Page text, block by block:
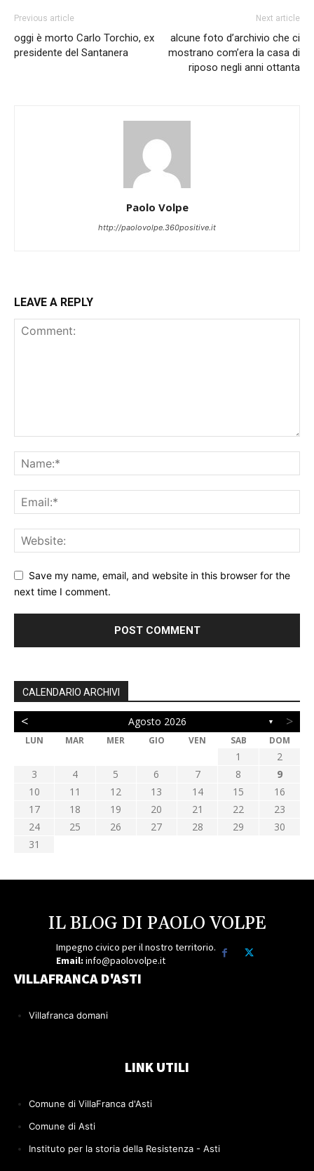
Previous article
oggi è morto Carlo Torchio, ex
presidente del Santanera
Next article
alcune foto d’archivio che ci
mostrano com’era la casa di
riposo negli anni ottanta
Paolo Volpe
http://paolovolpe.360positive.it
LEAVE A REPLY
Save my name, email, and website in this browser for the
next time I comment.
CALENDARIO ARCHIVI
< Agosto 2026 ▼ >
LUN MAR MER GIO VEN SAB DOM
1
2
3
4 5 6 7 8
9
10
11 12 13 14 15
16
17
18 19 20 21 22
23
24
25 26 27 28 29
30
31
IL BLOG DI PAOLO VOLPE
Impegno civico per il nostro territorio.
Email: info@paolovolpe.it
VILLAFRANCA D'ASTI
Villafranca domani
LINK UTILI
Comune di VillaFranca d'Asti
Comune di Asti
Instituto per la storia della Resistenza - Asti